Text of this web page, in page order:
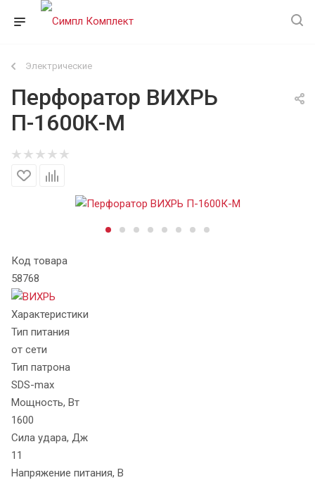
Электрические
Перфоратор ВИХРЬ
П-1600К-М
Код товара
58768
Характеристики
Тип питания
от сети
Тип патрона
SDS-max
Мощность, Вт
1600
Сила удара, Дж
11
Напряжение питания, В